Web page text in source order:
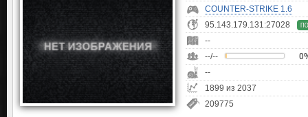
COUNTER-STRIKE 1.6
95.143.179.131:27028
--
--/--
--
1899 из 2037
209775